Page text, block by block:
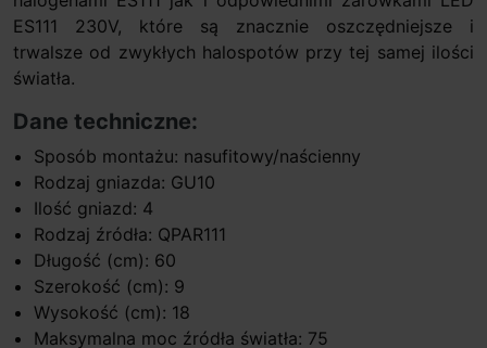
ES111 230V, które są znacznie oszczędniejsze i
trwalsze od zwykłych halospotów przy tej samej ilości
światła.
Dane techniczne:
Sposób montażu: nasufitowy/naścienny
Rodzaj gniazda: GU10
Ilość gniazd: 4
Rodzaj źródła: QPAR111
Długość (cm): 60
Szerokość (cm): 9
Wysokość (cm): 18
Maksymalna moc źródła światła: 75